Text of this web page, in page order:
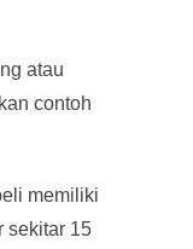
atau
contoh
memiliki
sekitar 15